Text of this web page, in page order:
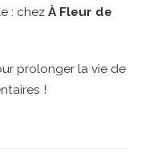
: chez À Fleur de
prolonger la vie de
!